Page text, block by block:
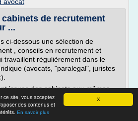
X
ce site, vous acceptez
des contenus et
En savoir plus
cabinets de recrutement
...
ci-dessous une sélection de
, conseils en recrutement et
travaillent régulièrement dans le
(avocats, "paralegal", juristes
issues des cabinets eux-mêmes
n'hésitez-pas à les contacter, ce